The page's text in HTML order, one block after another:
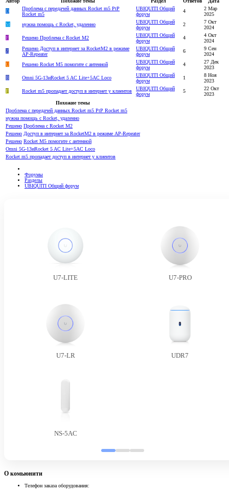
D
Проблема с передачей данных Rocket m5 PtP
Rocket m5
UBIQUITI Общий
форум
4
2 Мар
2025
M
нужна помощь с Rocket, удаленно
UBIQUITI Общий
форум
2
7 Окт
2024
F
Решено Проблема с Rocket M2
UBIQUITI Общий
форум
4
4 Окт
2024
Z
Решено Доступ в интернет за RocketM2 в режиме
AP-Repeater
UBIQUITI Общий
форум
6
9 Сен
2024
U
Решено Rocket M5 помогите с антенной
UBIQUITI Общий
форум
4
27 Дек
2023
B
Omni 5G-13иRocket 5 AC Lite+5AC Loco
UBIQUITI Общий
форум
1
8 Ноя
2023
F
Rocket m5 пропадает доступ в интернет у клиентов
UBIQUITI Общий
форум
5
22 Окт
2023
Похожие темы
Проблема с передачей данных Rocket m5 PtP Rocket m5
нужна помощь с Rocket, удаленно
Решено Проблема с Rocket M2
Решено Доступ в интернет за RocketM2 в режиме AP-Repeater
Решено Rocket M5 помогите с антенной
Omni 5G-13иRocket 5 AC Lite+5AC Loco
Rocket m5 пропадает доступ в интернет у клиентов
Форумы
Разделы
UBIQUITI Общий форум
U7-LITE U7-PRO
U7-LR UDR7
NS-5AC
О комьюнити
Телефон заказа оборудования: